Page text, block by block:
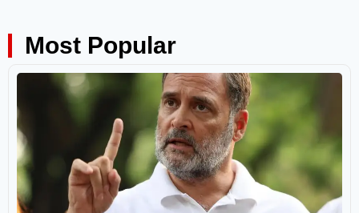
Most Popular